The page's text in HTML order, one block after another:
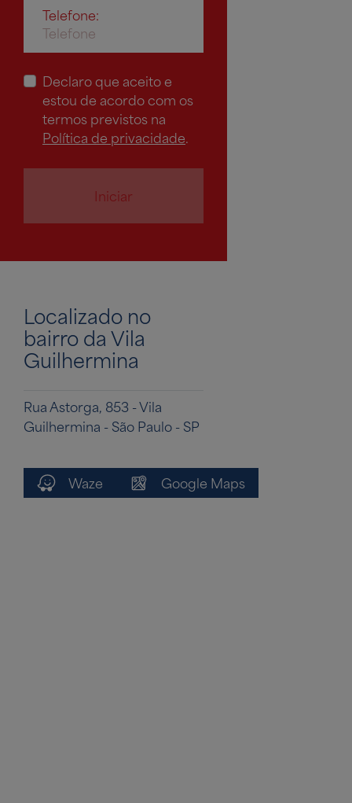
Telefone:
Declaro que aceito e
estou de acordo com os
termos previstos na
Política de privacidade.
Iniciar
Localizado no
bairro da Vila
Guilhermina
Rua Astorga, 853 - Vila
Guilhermina - São Paulo - SP
Waze Google Maps